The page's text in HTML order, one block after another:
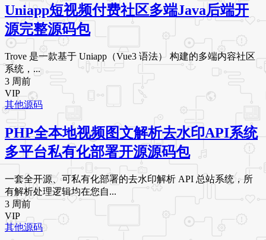
Uniapp短视频付费社区多端Java后端开
源完整源码包
Trove 是一款基于 Uniapp（Vue3 语法） 构建的多端内容社区
系统，...
3 周前
VIP
其他源码
PHP全本地视频图文解析去水印API系统
多平台私有化部署开源源码包
一套全开源、可私有化部署的去水印解析 API 总站系统，所
有解析处理逻辑均在您自...
3 周前
VIP
其他源码